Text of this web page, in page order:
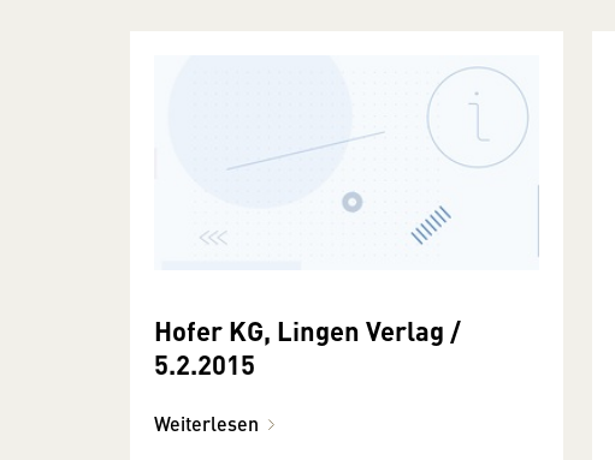
Hofer KG, Lingen Verlag /
5.2.2015
Weiterlesen